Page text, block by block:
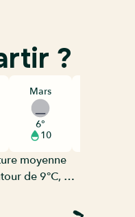
?
Mars
6°
10
moyenne
de 9°C, dû
et des étés